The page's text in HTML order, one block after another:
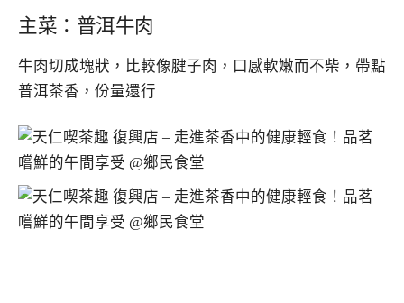
主菜：普洱牛肉
牛肉切成塊狀，比較像腱子肉，口感軟嫩而不柴，帶點
普洱茶香，份量還行